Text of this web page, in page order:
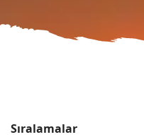
Sıralamalar